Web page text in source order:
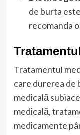
de burta
recomanda
Tratamentul
care durerea de
medicală
medicală,
medicamente